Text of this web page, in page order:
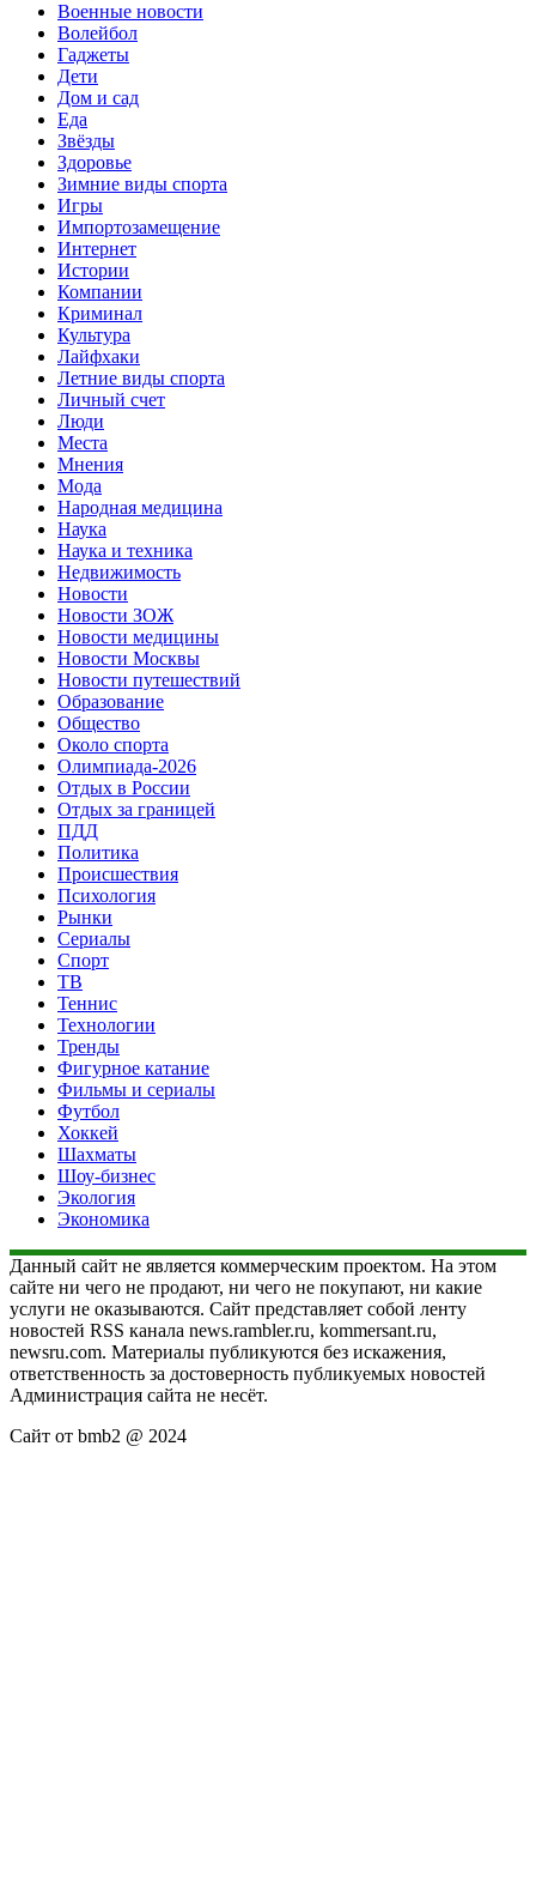
Военные новости
Волейбол
Гаджеты
Дети
Дом и сад
Еда
Звёзды
Здоровье
Зимние виды спорта
Игры
Импортозамещение
Интернет
Истории
Компании
Криминал
Культура
Лайфхаки
Летние виды спорта
Личный счет
Люди
Места
Мнения
Мода
Народная медицина
Наука
Наука и техника
Недвижимость
Новости
Новости ЗОЖ
Новости медицины
Новости Москвы
Новости путешествий
Образование
Общество
Около спорта
Олимпиада-2026
Отдых в России
Отдых за границей
ПДД
Политика
Происшествия
Психология
Рынки
Сериалы
Спорт
ТВ
Теннис
Технологии
Тренды
Фигурное катание
Фильмы и сериалы
Футбол
Хоккей
Шахматы
Шоу-бизнес
Экология
Экономика
Данный сайт не является коммерческим проектом. На этом
сайте ни чего не продают, ни чего не покупают, ни какие
услуги не оказываются. Сайт представляет собой ленту
новостей RSS канала news.rambler.ru, kommersant.ru,
newsru.com. Материалы публикуются без искажения,
ответственность за достоверность публикуемых новостей
Администрация сайта не несёт.
Сайт от bmb2 @ 2024